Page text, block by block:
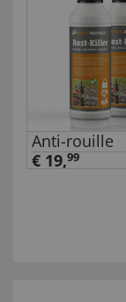
Anti-rouille
€ 19,99